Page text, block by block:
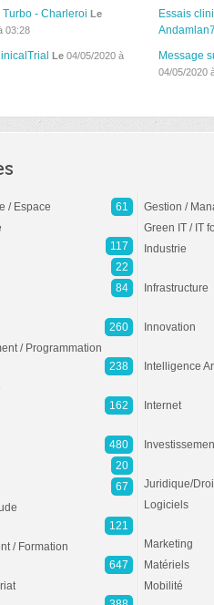
Turbo - Charleroi Le
03:28
Essais
Andamlan7
Le 04/05/2020 à
Message
04/05/2020
/ Espace
61
117
22
84
260
/ Programmation
238
162
480
20
67
121
/ Formation
647
Gestion /
Green IT / IT
Industrie
Infrastructure
Innovation
Intelligence
Internet
Juridique/
Logiciels
Marketing
Matériels
Mobilité